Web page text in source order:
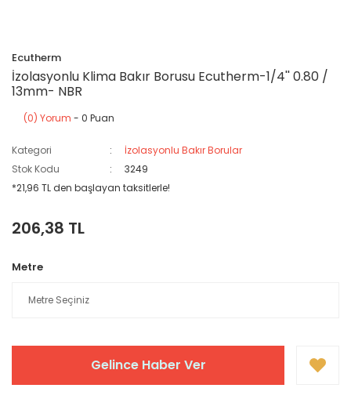
Ecutherm
İzolasyonlu Klima Bakır Borusu Ecutherm-1/4'' 0.80 /
13mm- NBR
(0) Yorum - 0 Puan
Kategori
İzolasyonlu Bakır Borular
Stok Kodu
3249
*21,96 TL den başlayan taksitlerle!
206,38 TL
Metre
Gelince Haber Ver